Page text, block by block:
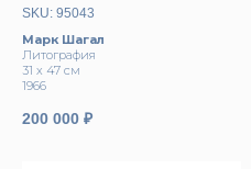
SKU: 95043
Марк Шагал
Литография
31 х 47 см
1966
200 000 ₽